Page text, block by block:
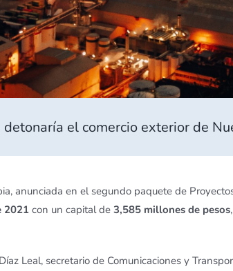
el comercio exterior de
anunciada en el segundo paquete de
2021con un capital de3,585 millones de pesos
Leal, secretario de Comunicaciones y